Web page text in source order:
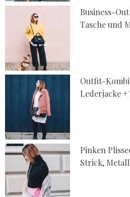
Business-
Tasche und
Outfit-
Lederjacke
Pinken
Strick,